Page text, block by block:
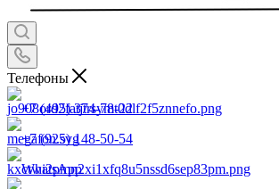
Телефоны
+7 (495) 374-78-22
+7 (925) 148-50-54
WhatsApp